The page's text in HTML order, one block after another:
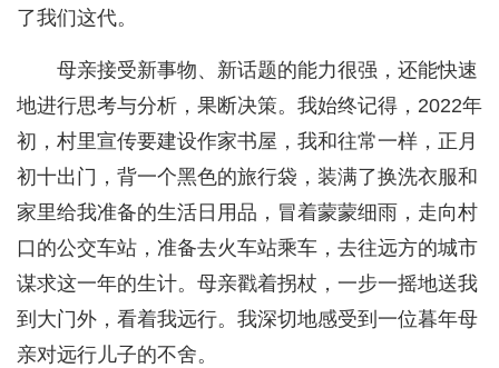
了我们这代。
母亲接受新事物、新话题的能力很强，还能快速
地进行思考与分析，果断决策。我始终记得，2022年
初，村里宣传要建设作家书屋，我和往常一样，正月
初十出门，背一个黑色的旅行袋，装满了换洗衣服和
家里给我准备的生活日用品，冒着蒙蒙细雨，走向村
口的公交车站，准备去火车站乘车，去往远方的城市
谋求这一年的生计。母亲戳着拐杖，一步一摇地送我
到大门外，看着我远行。我深切地感受到一位暮年母
亲对远行儿子的不舍。